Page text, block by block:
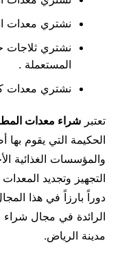
نشتري معدات
نشتري ثلاجات
المستعملة .
نشتري معدات
تعتبر شراء معدات
الحكيمة التي يقوم
والمؤسسات الغذائية
التجهيز وتجديد
دوراً بارزاً في هذا
الرائدة في مجال شراء
مدينة الرياض.